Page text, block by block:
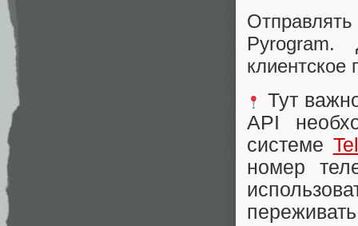
клиентское
Тут
API
системе
номер